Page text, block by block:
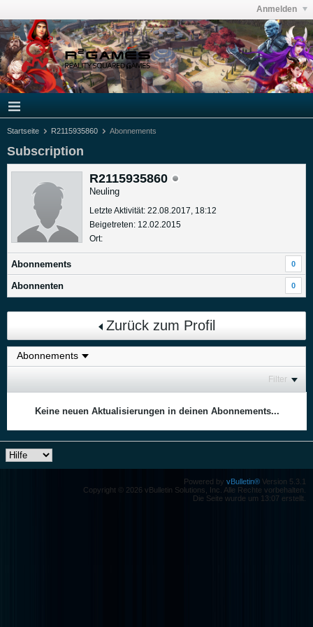
Anmelden
Startseite R2115935860 Abonnements
Subscription
R2115935860
Neuling
Letzte Aktivität: 22.08.2017, 18:12
Beigetreten: 12.02.2015
Ort:
Abonnements 0
Abonnenten 0
Zurück zum Profil
Filter
Keine neuen Aktualisierungen in deinen Abonnements...
Powered by vBulletin® Version 5.3.1
Copyright © 2026 vBulletin Solutions, Inc. Alle Rechte vorbehalten.
Die Seite wurde um 13:07 erstellt.